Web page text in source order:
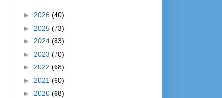
► 2026 (40)
► 2025 (73)
► 2024 (83)
► 2023 (70)
► 2022 (68)
► 2021 (60)
► 2020 (68)